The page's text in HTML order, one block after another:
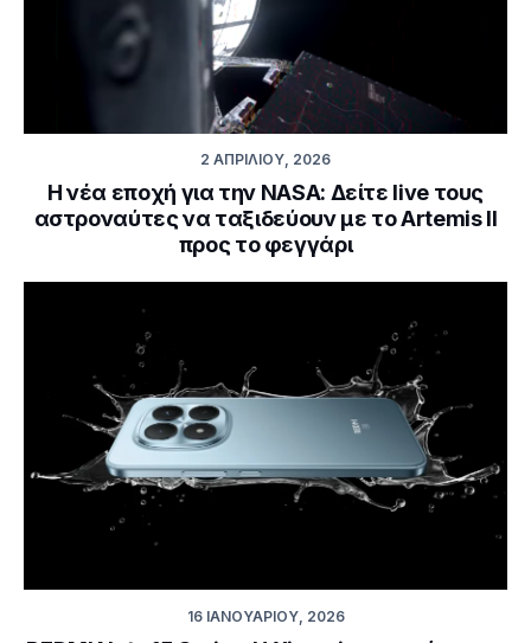
2 ΑΠΡΙΛΊΟΥ, 2026
Η νέα εποχή για την NASA: Δείτε live τους
αστροναύτες να ταξιδεύουν με το Artemis II
προς το φεγγάρι
16 ΙΑΝΟΥΑΡΊΟΥ, 2026